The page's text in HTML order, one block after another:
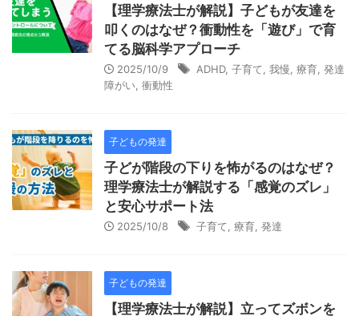
【理学療法士が解説】子どもが友達を
叩くのはなぜ？衝動性を「遊び」で育
てる脳科学アプローチ
2025/10/9 ADHD, 子育て 我慢 療育 発達
障がい 衝動性
子どもの発達
子どが階段の下りを怖がるのはなぜ？
理学療法士が解説する「感覚のズレ」
と安心サポート法
2025/10/8 子育て 療育 発達
子どもの発達
【理学療法士が解説】立ってズボンを